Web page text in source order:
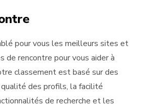
pour vous les meilleurs sites et
de rencontre pour vous aider à
classement est basé sur des
des profils, la facilité
de recherche et les